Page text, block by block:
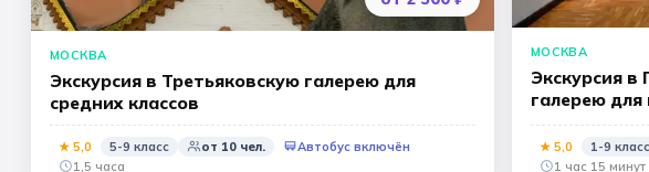
МОСКВА
Экскурсия в Третьяковскую галерею для
средних классов
★ 5,0 5-9 класс от 10 чел.
Автобус включён
1,5 часа
МОСКВА
Экскурсия в
галерею
★ 5,0 1-9 класс
1 час 15 минут